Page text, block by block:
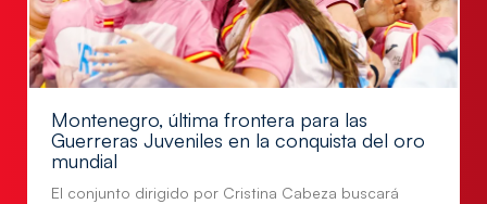
Montenegro, última frontera para las
Guerreras Juveniles en la conquista del oro
mundial
El conjunto dirigido por Cristina Cabeza buscará